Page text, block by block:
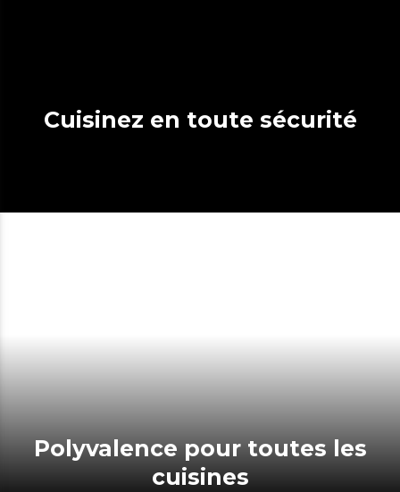
Cuisinez en toute sécurité
Polyvalence pour toutes les
cuisines